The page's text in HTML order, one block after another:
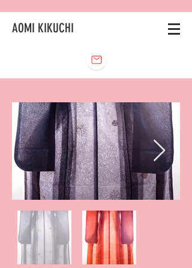
AOMI KIKUCHI